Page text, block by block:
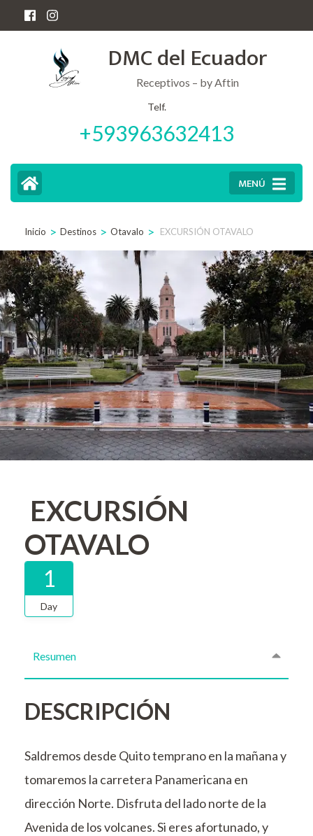
Saltar
al
contenido
(presiona
DMC del Ecuador
Receptivos – by Aftin
Telf.
+593963632413
MENÚ
Inicio > Destinos > Otavalo > EXCURSIÓN OTAVALO
EXCURSIÓN
OTAVALO
1
Day
Resumen
DESCRIPCIÓN
Saldremos desde Quito temprano en la mañana y
tomaremos la carretera Panamericana en
dirección Norte. Disfruta del lado norte de la
Avenida de los volcanes. Si eres afortunado, y